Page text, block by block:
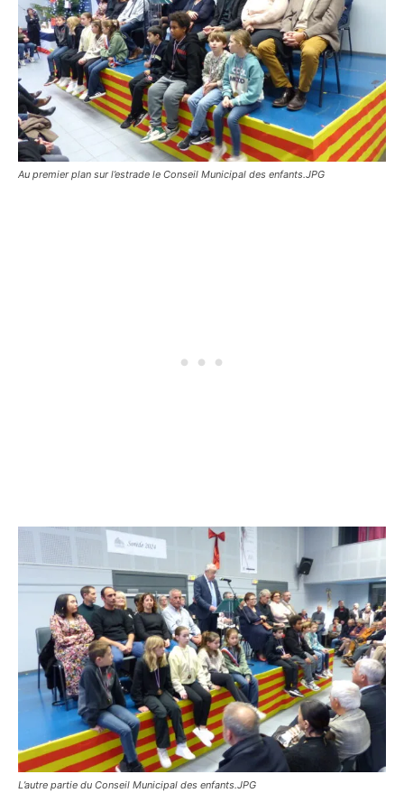
Au premier plan sur l’estrade le Conseil Municipal des enfants.JPG
L’autre partie du Conseil Municipal des enfants.JPG